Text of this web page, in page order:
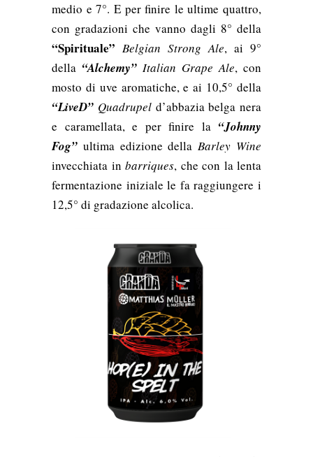
medio e 7°. E per finire le ultime quattro,
con gradazioni che vanno dagli 8° della
“Spirituale” Belgian Strong Ale, ai 9°
della “Alchemy” Italian Grape Ale, con
mosto di uve aromatiche, e ai 10,5° della
“LiveD” Quadrupeld’abbazia belga nera
e caramellata, e per finire la “Johnny
Fog” ultima edizione dellaBarley Wine
invecchiata in barriques, che con la lenta
fermentazione iniziale le fa raggiungere i
12,5° di gradazione alcolica.